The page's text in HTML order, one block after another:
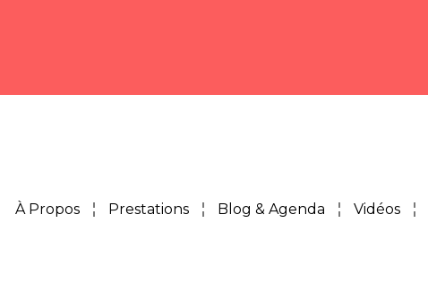
À Propos Prestations Blog & Agenda Vidéos